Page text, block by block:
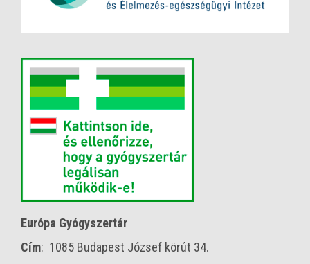
Európa Gyógyszertár
Cím: 1085 Budapest József körút 34.